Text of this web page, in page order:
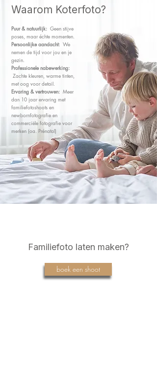
Waarom Koterfoto?
Puur & natuurlijk: Geen stijve
poses, maar échte momenten.
Persoonlijke aandacht: We
nemen de tijd voor jou en je
gezin.
Professionele nabewerking:
Zachte kleuren, warme tinten,
met oog voor detail.
Ervaring & vertrouwen: Meer
dan 10 jaar ervaring met
familiefotoshoots en
newbornfotografie en
commerciële fotografie voor
merken (oa. Prénatal)
Familiefoto laten maken?
boek een shoot